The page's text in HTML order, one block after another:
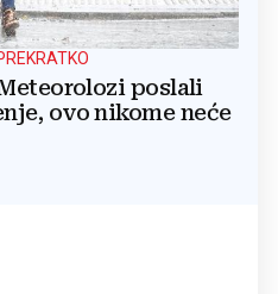
poslali
ovo nikome neće